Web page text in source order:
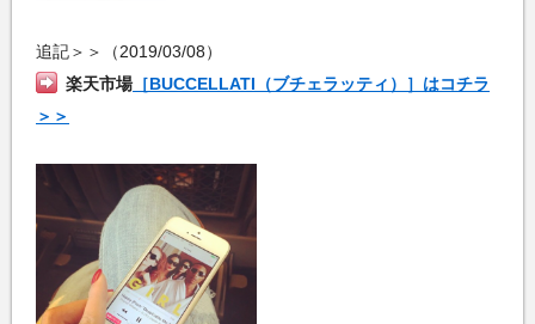
追記＞＞（2019/03/08）
楽天市場［BUCCELLATI（ブチェラッティ）］はコチラ
＞＞